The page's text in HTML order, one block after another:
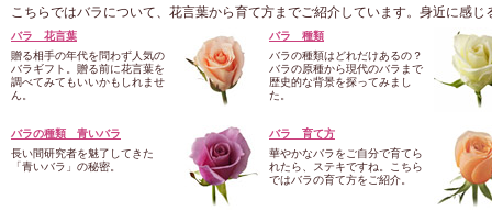
こちらではバラについて、花言葉から育て方までご紹介しています。身近に感
バラ 花言葉
贈る相手の年代を問わず人気の
バラギフト。贈る前に花言葉を
調べてみてもいいかもしれませ
ん。
バラ 種類
バラの種類はどれだけあるの？
バラの原種から現代のバラまで
歴史的な背景を探ってみまし
た。
バラの種類 青いバラ
長い間研究者を魅了してきた
「青いバラ」の秘密。
バラ 育て方
華やかなバラをご自分で育てら
れたら、ステキですね。こちら
ではバラの育て方をご紹介。